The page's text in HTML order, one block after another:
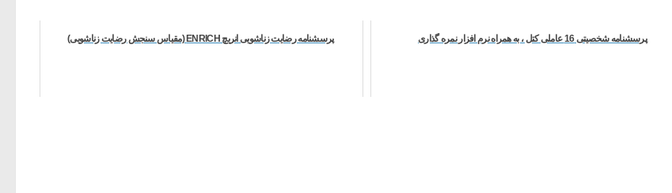
پرسشنامه شخصیتی 16 عاملی کتل ، به همراه نرم افزار نمره گذاری پرسشنامه رضایت زناشویی انریچ ENRICH (مقیاس سنجش رضایت زناشویی)